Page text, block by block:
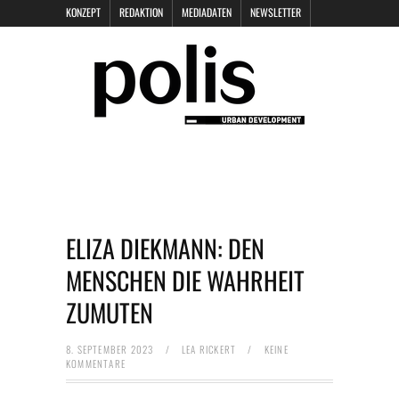
KONZEPT REDAKTION MEDIADATEN NEWSLETTER
DATENSCHUTZ
ELIZA DIEKMANN: DEN
MENSCHEN DIE WAHRHEIT
ZUMUTEN
8. SEPTEMBER 2023 / LEA RICKERT /
KEINE
KOMMENTARE